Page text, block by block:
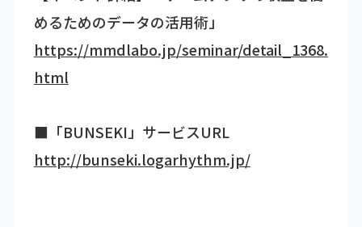
めるためのデータの活用術」
https://mmdlabo.jp/seminar/detail_1368.
html
■「BUNSEKI」サービスURL
http://bunseki.logarhythm.jp/